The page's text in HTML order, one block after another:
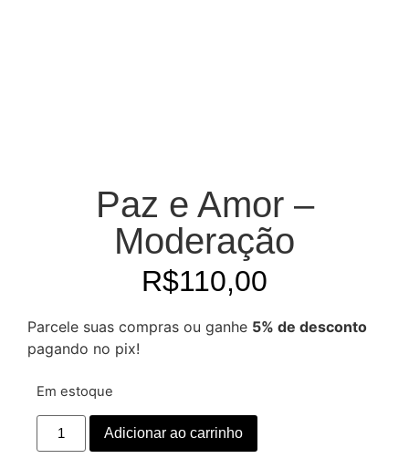
Paz e Amor –
Moderação
R$110,00
Parcele suas compras ou ganhe 5% de desconto
pagando no pix!
Em estoque
Adicionar ao carrinho